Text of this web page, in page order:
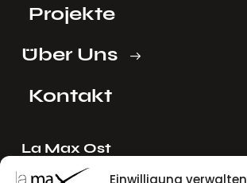
Einwilligung verwalten
Projekte
Über Uns
Kontakt
La Max Ost
Ing. Reinhard Mayer e.U.